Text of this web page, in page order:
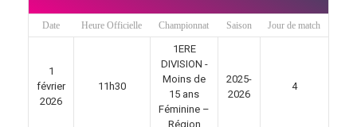
Date Heure Officielle Championnat Saison Jour de match
1
février
2026
11h30
1ERE
DIVISION -
Moins de
15 ans
Féminine –
Région
2025-
2026
4